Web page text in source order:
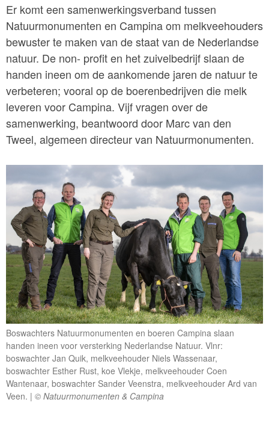
Er komt een samenwerkingsverband tussen
Natuurmonumenten en Campina om melkveehouders
bewuster te maken van de staat van de Nederlandse
natuur. De non- profit en het zuivelbedrijf slaan de
handen ineen om de aankomende jaren de natuur te
verbeteren; vooral op de boerenbedrijven die melk
leveren voor Campina. Vijf vragen over de
samenwerking, beantwoord door Marc van den
Tweel, algemeen directeur van Natuurmonumenten.
Boswachters Natuurmonumenten en boeren Campina slaan
handen ineen voor versterking Nederlandse Natuur. Vlnr:
boswachter Jan Quik, melkveehouder Niels Wassenaar,
boswachter Esther Rust, koe Vlekje, melkveehouder Coen
Wantenaar, boswachter Sander Veenstra, melkveehouder Ard van
Veen.
© Natuurmonumenten & Campina